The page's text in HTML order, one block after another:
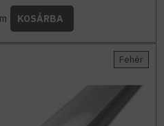
m KOSÁRBA
Fehér